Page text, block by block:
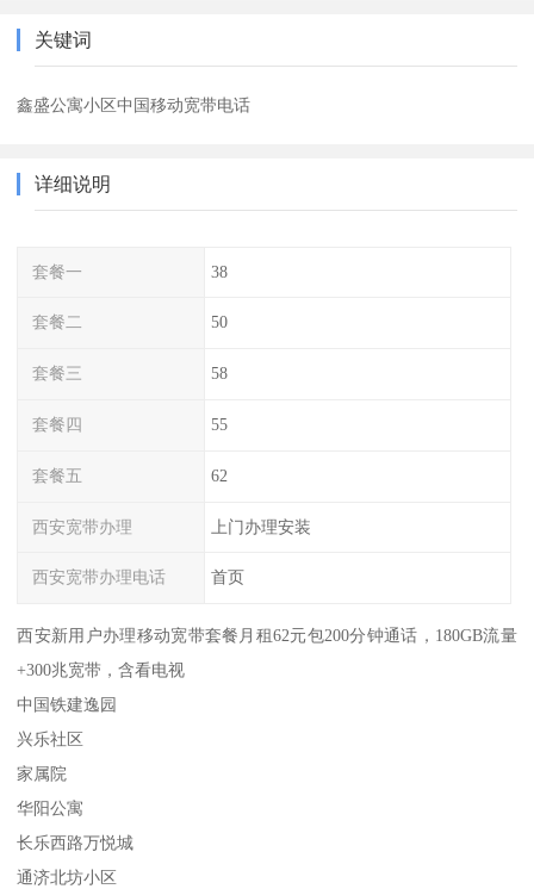
关键词
鑫盛公寓小区中国移动宽带电话
详细说明
套餐一 38
套餐二 50
套餐三 58
套餐四 55
套餐五 62
西安宽带办理 上门办理安装
西安宽带办理电话 首页
西安新用户办理移动宽带套餐月租62元包200分钟通话，180GB流量
+300兆宽带，含看电视
中国铁建逸园
兴乐社区
家属院
华阳公寓
长乐西路万悦城
通济北坊小区